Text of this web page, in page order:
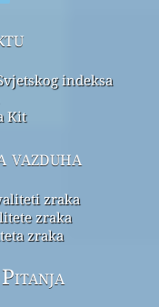
indeksa
Kit
zraka
zraka
zraka